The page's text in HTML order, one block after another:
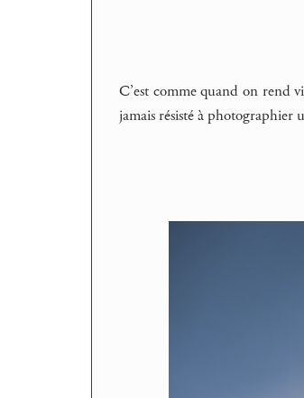
C’est comme quand on rend
jamais résisté à photographier